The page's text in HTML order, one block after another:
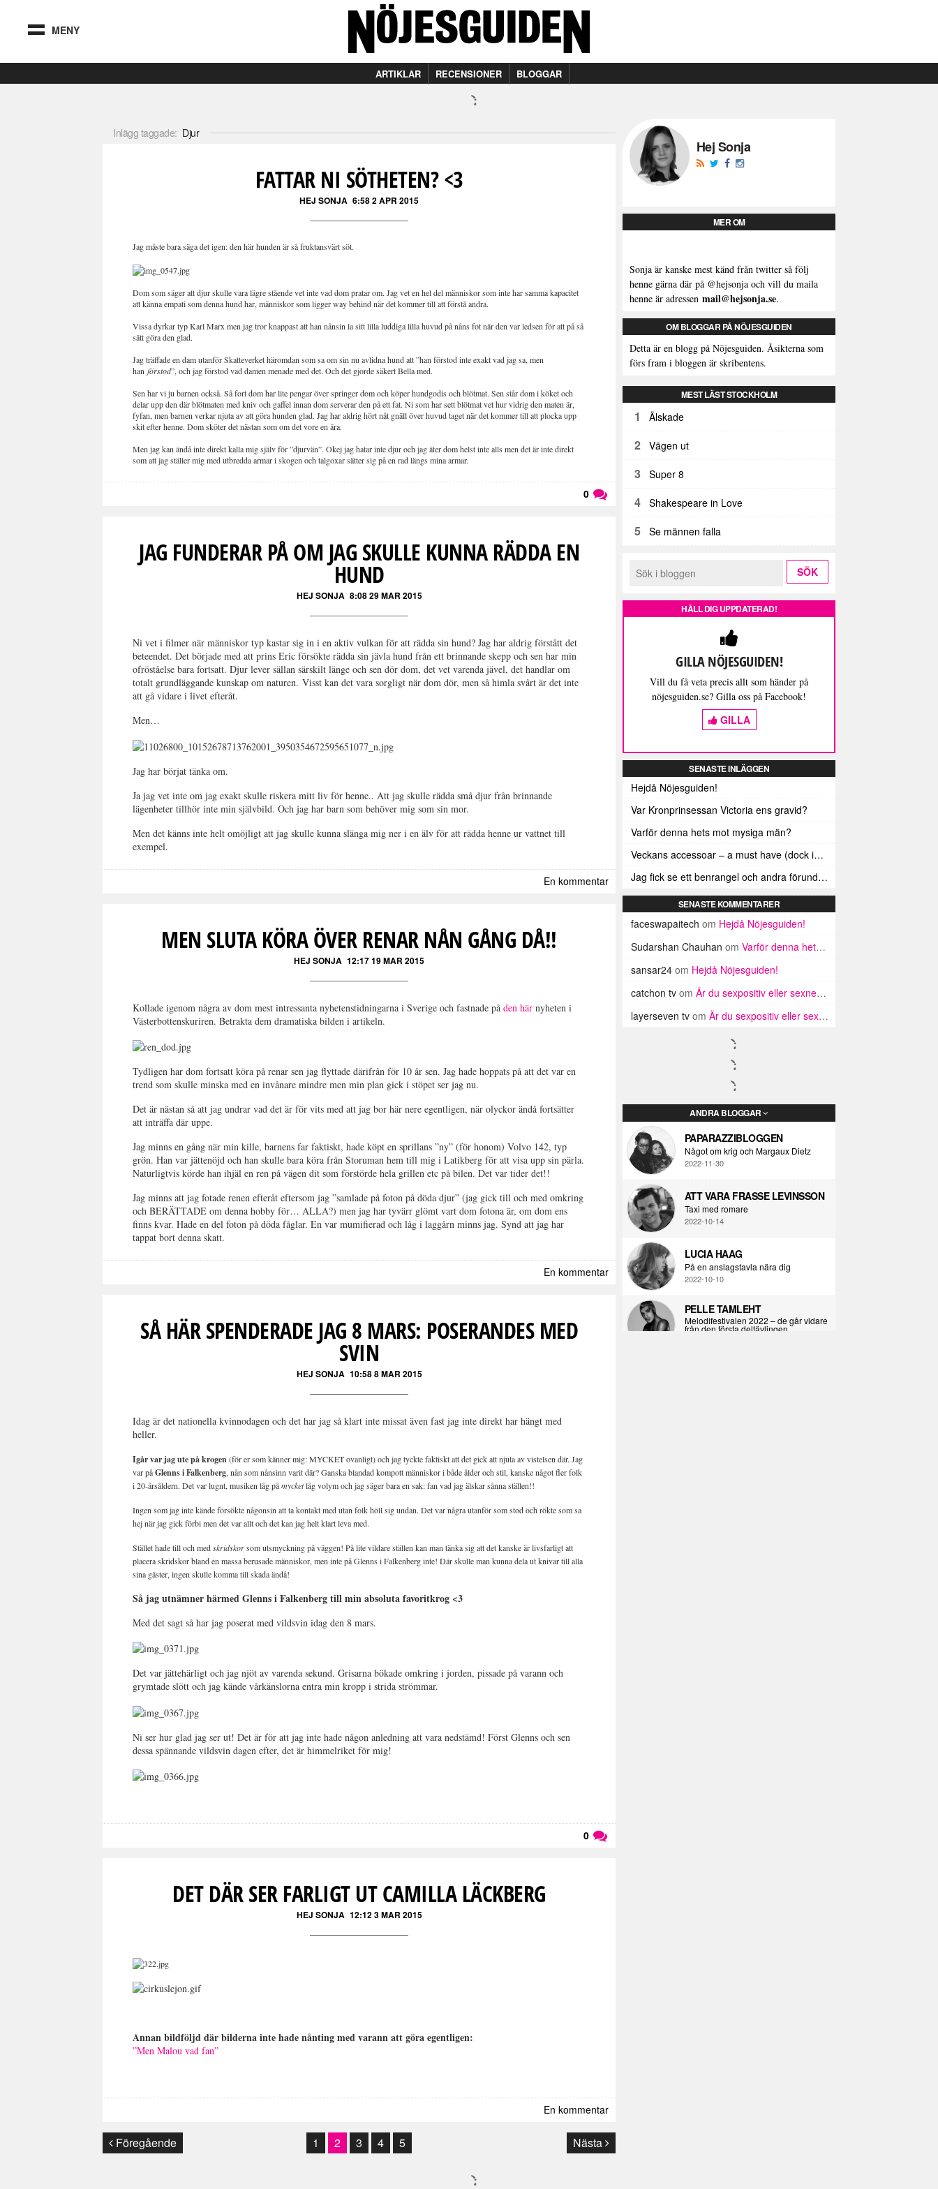
MENY
ARTIKLAR RECENSIONER BLOGGAR
Inlägg taggade: Djur
FATTAR NI SÖTHETEN? <3
HEJ SONJA 6:58 2 APR 2015
Jag måste bara säga det igen: den här hunden är så fruktansvärt söt.
Dom som säger att djur skulle vara lägre stående vet inte vad dom pratar om. Jag vet en hel del människor som inte har samma kapacitet
att känna empati som denna hund har, människor som ligger way behind när det kommer till att förstå andra.
Vissa dyrkar typ Karl Marx men jag tror knappast att han nånsin la sitt lilla luddiga lilla huvud på nåns fot när den var ledsen för att på så
sätt göra den glad.
Jag träffade en dam utanför Skatteverket häromdan som sa om sin nu avlidna hund att ”han förstod inte exakt vad jag sa, men
hanförstod”, och jag förstod vad damen menade med det. Och det gjorde säkert Bella med.
Sen har vi ju barnen också. Så fort dom har lite pengar över springer dom och köper hundgodis och blötmat. Sen står dom i köket och
delar upp den där blötmaten med kniv och gaffel innan dom serverar den på ett fat. Ni som har sett blötmat vet hur vidrig den maten är,
fyfan, men barnen verkar njuta av att göra hunden glad. Jag har aldrig hört nåt gnäll över huvud taget när det kommer till att plocka upp
skit efter henne. Dom sköter det nästan som om det vore en ära.
Men jag kan ändå inte direkt kalla mig själv för ”djurvän”. Okej jag hatar inte djur och jag äter dom helst inte alls men det är inte direkt
som att jag ställer mig med utbredda armar i skogen och talgoxar sätter sig på en rad längs mina armar.
0
JAG FUNDERAR PÅ OM JAG SKULLE KUNNA RÄDDA EN
HUND
HEJ SONJA 8:08 29 MAR 2015
Ni vet i filmer när människor typ kastar sig in i en aktiv vulkan för att rädda sin hund? Jag har aldrig förstått det
beteendet. Det började med att prins Eric försökte rädda sin jävla hund från ett brinnande skepp och sen har min
ofröståelse bara fortsatt. Djur lever sällan särskilt länge och sen dör dom, det vet varenda jävel, det handlar om
totalt grundläggande kunskap om naturen.Visst kan det vara sorgligt när dom dör, men så himla svårt är det inte
att gå vidare i livet efteråt.
Men…
Jag har börjat tänka om.
Ja jag vet inte om jag exakt skulle riskera mitt liv för henne.. Att jag skulle rädda små djur från brinnande
lägenheter tillhör inte min självbild. Och jag har barn som behöver mig som sin mor.
Men det känns inte helt omöjligt att jag skulle kunna slänga mig ner i en älv för att rädda henne ur vattnet till
exempel.
En kommentar
MEN SLUTA KÖRA ÖVER RENAR NÅN GÅNG DÅ!!
HEJ SONJA 12:17 19 MAR 2015
Kollade igenom några av dom mest intressanta nyhetenstidningarna i Sverige och fastnade påden här nyheten i
Västerbottenskuriren. Betrakta dem dramatiska bilden i artikeln.
Tydligen har dom fortsatt köra på renar sen jag flyttade därifrån för 10 år sen. Jag hade hoppats på att det var en
trend som skulle minska med en invånare mindre men min plan gick i stöpet ser jag nu.
Det är nästan så att jag undrar vad det är för vits med att jag bor här nere egentligen, när olyckor ändå fortsätter
att inträffa där uppe.
Jag minns en gång när min kille, barnens far faktiskt, hade köpt en sprillans ”ny” (för honom) Volvo 142, typ
grön. Han var jättenöjd och han skulle bara köra från Storuman hem till mig i Latikberg för att visa upp sin pärla.
Naturligtvis körde han ihjäl en ren på vägen dit som förstörde hela grillen etc på bilen. Det var tider det!!
Jag minns att jag fotade renen efteråt eftersom jag ”samlade på foton på döda djur” (jag gick till och med omkring
och BERÄTTADE om denna hobby för… ALLA?) men jag har tyvärr glömt vart dom fotona är, om dom ens
finns kvar. Hade en del foton på döda fåglar. En var mumifierad och låg i laggårn minns jag. Synd att jag har
tappat bort denna skatt.
En kommentar
SÅ HÄR SPENDERADE JAG 8 MARS: POSERANDES MED
SVIN
HEJ SONJA 10:58 8 MAR 2015
Idag är det nationella kvinnodagen och det har jag så klart inte missat även fast jag inte direkt har hängt med
heller.
Igår var jag ute på krogen(för er som känner mig: MYCKET ovanligt) och jag tyckte faktiskt att det gick att njuta av vistelsen där. Jag
var påGlenns i Falkenberg, nån som nånsinn varit där? Ganska blandad kompott människor i både ålder och stil, kanske något fler folk
i 20-årsåldern. Det var lugnt, musiken låg påmycketlåg volym och jag säger bara en sak: fan vad jag älskar sånna ställen!!
Ingen som jag inte kände försökte någonsin att ta kontakt med utan folk höll sig undan. Det var några utanför som stod och rökte som sa
hej när jag gick förbi men det var allt och det kan jag helt klart leva med.
Stället hade till och medskridskorsom utsmyckning på väggen! På lite vildare ställen kan man tänka sig att det kanske är livsfarligt att
placera skridskor bland en massa berusade människor, men inte på Glenns i Falkenberg inte! Där skulle man kunna dela ut knivar till alla
sina gäster, ingen skulle komma till skada ändå!
Så jag utnämner härmed Glenns i Falkenberg till min absoluta favoritkrog <3
Med det sagt så har jag poserat med vildsvin idag den 8 mars.
Det var jättehärligt och jag njöt av varenda sekund. Grisarna bökade omkring i jorden, pissade på varann och
grymtade slött och jag kände vårkänslorna entra min kropp i strida strömmar.
Ni ser hur glad jag ser ut! Det är för att jag inte hade någon anledning att vara nedstämd! Först Glenns och sen
dessa spännande vildsvin dagen efter, det är himmelriket för mig!
0
DET DÄR SER FARLIGT UT CAMILLA LÄCKBERG
HEJ SONJA 12:12 3 MAR 2015
Annan bildföljd där bilderna inte hade nånting med varann att göra egentligen:
”Men Malou vad fan”
En kommentar
Föregående 1 2 3 4 5 Nästa
Hej Sonja
MER OM
Sonja är kanske mest känd från twitter så följ
henne gärna där på @hejsonja och vill du maila
henne är adressen mail@hejsonja.se.
OM BLOGGAR PÅ NÖJESGUIDEN
Detta är en blogg på Nöjesguiden. Åsikterna som
förs fram i bloggen är skribentens.
MEST LÄST STOCKHOLM
1 Älskade
2 Vägen ut
3 Super 8
4 Shakespeare in Love
5 Se männen falla
HÅLL DIG UPPDATERAD!
GILLA NÖJESGUIDEN!
Vill du få veta precis allt som händer på
nöjesguiden.se? Gilla oss på Facebook!
GILLA
SENASTE INLÄGGEN
Hejdå Nöjesguiden!
Var Kronprinsessan Victoria ens gravid?
Varför denna hets mot mysiga män?
Veckans accessoar – a must have (dock inte älskad av alla)
Jag fick se ett benrangel och andra förunderliga ting
SENASTE KOMMENTARER
faceswapaitech om Hejdå Nöjesguiden!
Sudarshan Chauhan om Varför denna hets mot mysiga män?
sansar24 om Hejdå Nöjesguiden!
catchon tv om Är du sexpositiv eller sexnegativ?
layerseven tv om Är du sexpositiv eller sexnegativ?
ANDRA BLOGGAR
PAPARAZZIBLOGGEN
Något om krig och Margaux Dietz
2022-11-30
ATT VARA FRASSE LEVINSSON
Taxi med romare
2022-10-14
LUCIA HAAG
På en anslagstavla nära dig
2022-10-10
PELLE TAMLEHT
Melodifestivalen 2022 – de går vidare
från den första deltävlingen